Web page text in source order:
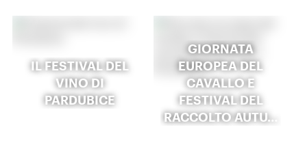
IL FESTIVAL DEL
VINO DI
PARDUBICE
GIORNATA
EUROPEA DEL
CAVALLO E
FESTIVAL DEL
RACCOLTO AUTU…